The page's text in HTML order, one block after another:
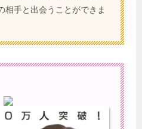
相手と出会うことができま